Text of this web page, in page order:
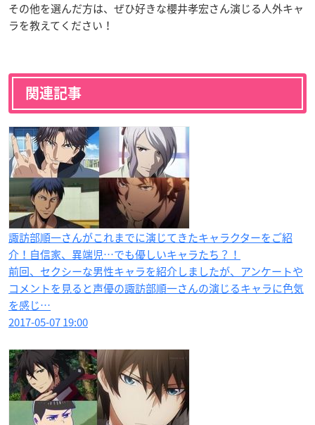
その他を選んだ方は、ぜひ好きな櫻井孝宏さん演じる人外キャ
ラを教えてください！
関連記事
諏訪部順一さんがこれまでに演じてきたキャラクターをご紹
介！自信家、異端児…でも優しいキャラたち？！
前回、セクシーな男性キャラを紹介しましたが、アンケートや
コメントを見ると声優の諏訪部順一さんの演じるキャラに色気
を感じ…
2017-05-07 19:00